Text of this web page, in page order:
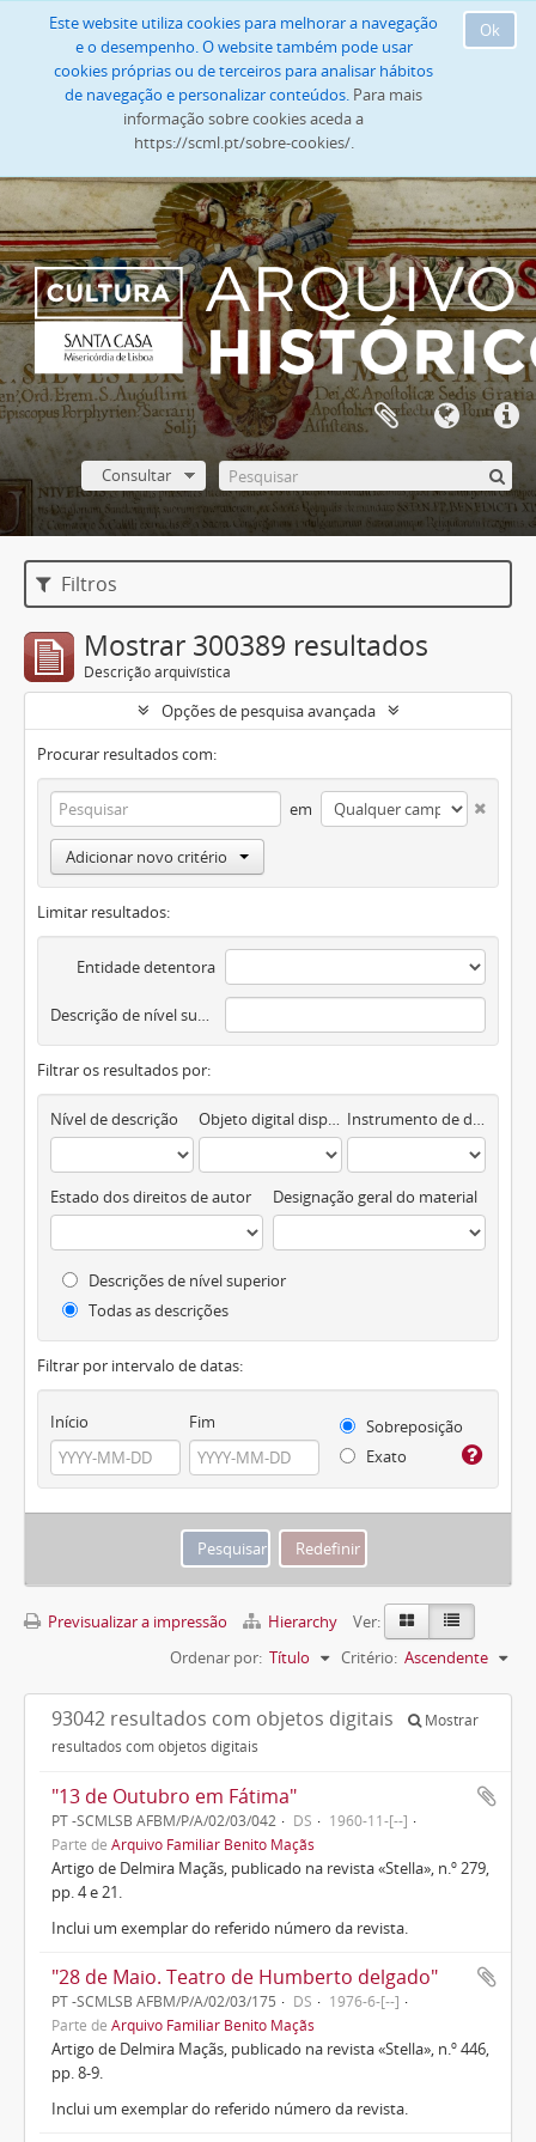
Ok
Este website utiliza cookies para melhorar a navegação
e o desempenho. O website também pode usar
cookies próprias ou de terceiros para analisar hábitos
de navegação e personalizar conteúdos. Para mais
informação sobre cookies aceda a
https://scml.pt/sobre-cookies/.
Consultar
Filtros
Mostrar 300389 resultados
Descrição arquivística
Opções de pesquisa avançada
Procurar resultados com:
em
Adicionar novo critério
Limitar resultados:
Entidade detentora
Descrição de nível superior
Filtrar os resultados por:
Nível de descrição Objeto digital disponível Instrumento de descrição documental
Estado dos direitos de autor Designação geral do material
Descrições de nível superior
Todas as descrições
Filtrar por intervalo de datas:
Início Fim
Sobreposição
Exato
Previsualizar a impressão Hierarchy
Ver:
Ordenar por: Título Critério: Ascendente
93042 resultados com objetos digitais
Mostrar
resultados com objetos digitais
"13 de Outubro em Fátima"
PT -SCMLSB AFBM/P/A/02/03/042 DS
1960-11-[--]
Parte de Arquivo Familiar Benito Maçãs
Artigo de Delmira Maçãs, publicado na revista «Stella», n.º 279,
pp. 4 e 21.
Inclui um exemplar do referido número da revista.
"28 de Maio. Teatro de Humberto delgado"
PT -SCMLSB AFBM/P/A/02/03/175 DS
1976-6-[--]
Parte de Arquivo Familiar Benito Maçãs
Artigo de Delmira Maçãs, publicado na revista «Stella», n.º 446,
pp. 8-9.
Inclui um exemplar do referido número da revista.